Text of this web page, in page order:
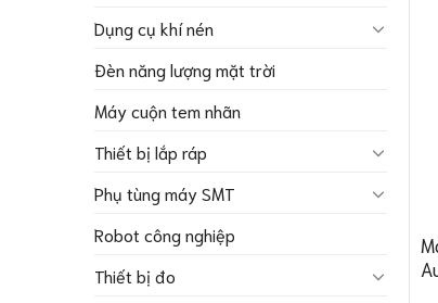
Dụng cụ khí nén
Đèn năng lượng mặt trời
Máy cuộn tem nhãn
Thiết bị lắp ráp
Phụ tùng máy SMT
Robot công nghiệp
Thiết bị đo